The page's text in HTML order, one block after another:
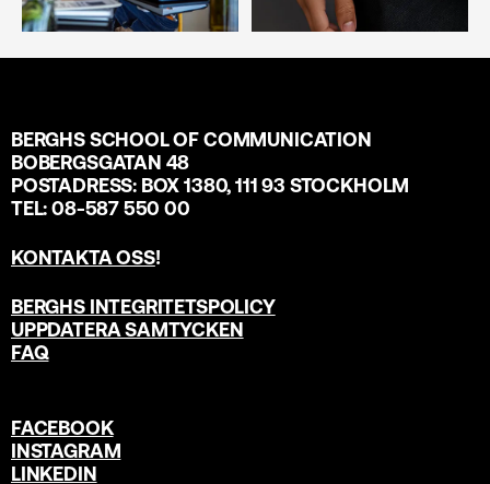
BERGHS SCHOOL OF COMMUNICATION
BOBERGSGATAN 48
POSTADRESS: BOX 1380, 111 93 STOCKHOLM
TEL: 08-587 550 00
KONTAKTA OSS!
BERGHS INTEGRITETSPOLICY
UPPDATERA SAMTYCKEN
FAQ
FACEBOOK
INSTAGRAM
LINKEDIN